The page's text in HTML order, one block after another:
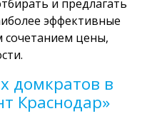
и предлагать
эффективные
сочетанием цены,
домкратов в
Краснодар»